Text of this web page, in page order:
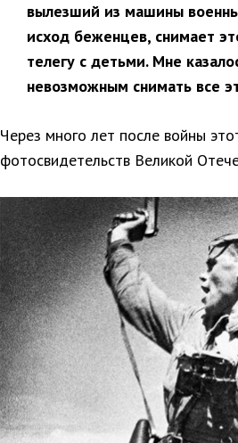
вылезший из машины
исход беженцев, снимает
телегу с детьми. Мне
невозможным снимать все
Через много лет после войны
фотосвидетельств Великой